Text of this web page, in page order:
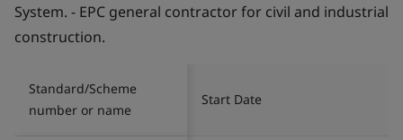
System. - EPC general contractor for civil and industrial
construction.
Standard/Scheme
number or name
Start Date